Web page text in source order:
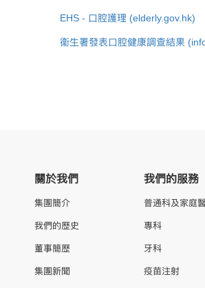
EHS - 口腔護理 (elderly.gov.hk)
衞生署發表口腔健康調查結果
關於我們
集團簡介
我們的歷史
董事簡歷
集團新聞
我們的服務
普通科及家庭
專科
牙科
疫苗注射